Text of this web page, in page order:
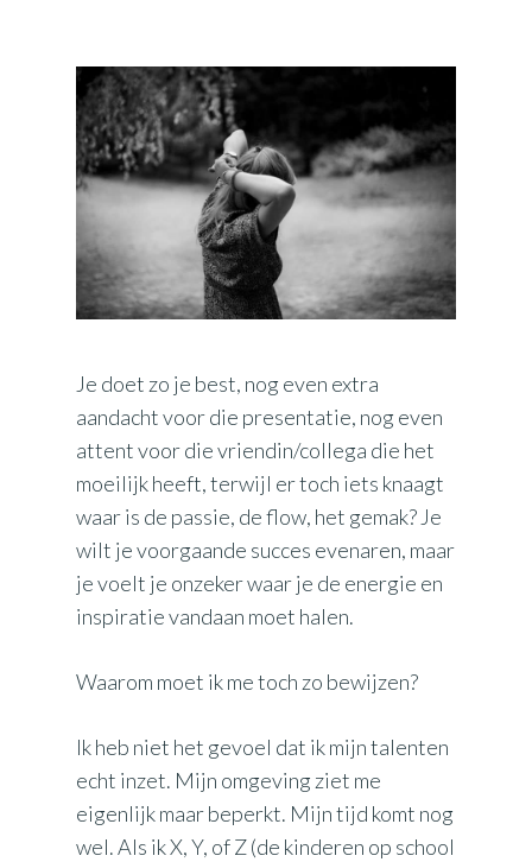
Je doet zo je best, nog even extra
aandacht voor die presentatie, nog even
attent voor die vriendin/collega die het
moeilijk heeft, terwijl er toch iets knaagt
waar is de passie, de flow, het gemak? Je
wilt je voorgaande succes evenaren, maar
je voelt je onzeker waar je de energie en
inspiratie vandaan moet halen.
Waarom moet ik me toch zo bewijzen?
Ik heb niet het gevoel dat ik mijn talenten
echt inzet. Mijn omgeving ziet me
eigenlijk maar beperkt. Mijn tijd komt nog
wel. Als ik X, Y, of Z (de kinderen op school